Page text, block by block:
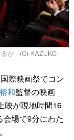
か - (C) KAZUKO
際映画祭でコン
和監督の映画
映が現地時間16
場で9分にわた